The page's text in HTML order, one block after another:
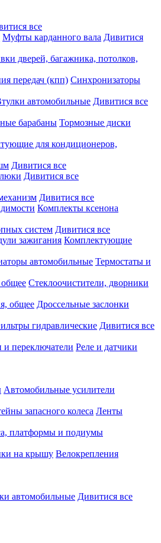
все
Муфты карданного вала Дивитися
дверей, багажника, потолков,
передач (кпп) Синхронизаторы
автомобильные Дивитися все
барабаны Тормозные диски
для кондиционеров,
Дивитися все
Дивитися все
Дивитися все
Комплекты ксенона
систем Дивитися все
зажигания Комплектующие
автомобильные Термостаты и
Стеклоочистители, дворники
общее Дроссельные заслонки
гидравлические Дивитися все
и переключатели Реле и датчики
Автомобильные усилители
запасного колеса Ленты
платформы и подиумы
на крышу Велокрепления
автомобильные Дивитися все